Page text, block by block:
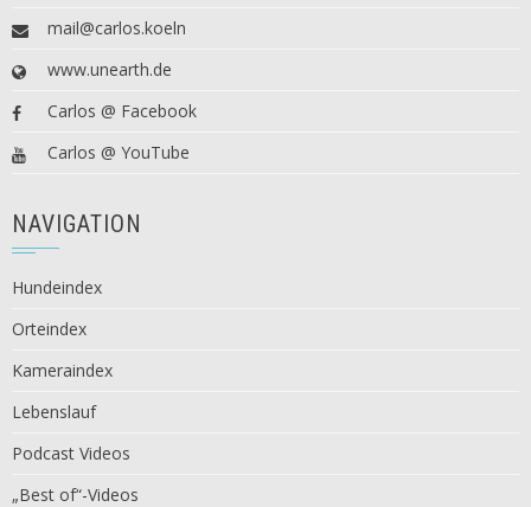
mail@carlos.koeln
www.unearth.de
Carlos @ Facebook
Carlos @ YouTube
NAVIGATION
Hundeindex
Orteindex
Kameraindex
Lebenslauf
Podcast Videos
„Best of“-Videos